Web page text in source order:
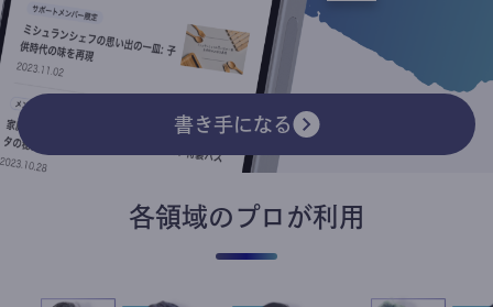
書き手になる
各領域のプロが利用